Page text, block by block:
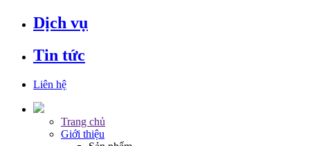
Dịch vụ
Tin tức
Liên hệ
Trang chủ
Giới thiệu